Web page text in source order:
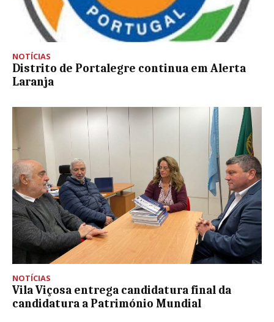
NOTÍCIAS
Distrito de Portalegre continua em Alerta
Laranja
NOTÍCIAS
Vila Viçosa entrega candidatura final da
candidatura a Património Mundial